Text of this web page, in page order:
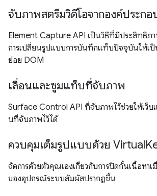
จับภาพสตรีมวิดีโอจากองค์ประกอ
Element Capture API เป็นวิธีที่มีประสิทธิภ
การเปลี่ยนรูปแบบการบันทึกแท็บปัจจุบันให้เ
ย่อย DOM
เลื่อนและซูมแท็บที่จับภาพ
Surface Control API ที่จับภาพไว้ช่วยให้เว็
บที่จับภาพไว้ได้
ควบคุมเต็มรูปแบบด้วย
จัดการด้วยตัวคุณเองเกี่ยวกับการปิดกั้นเนื้อห
ของอุปกรณ์ระบบสัมผัสปรากฏขึ้น